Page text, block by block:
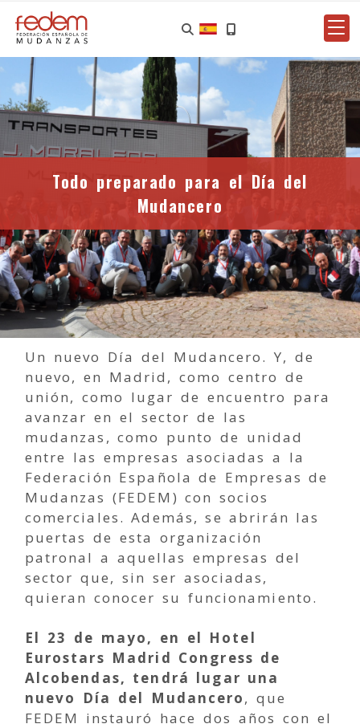
Todo preparado para el Día del
Mudancero
Un nuevo Día del Mudancero. Y, de
nuevo, en Madrid, como centro de
unión, como lugar de encuentro para
avanzar en el sector de las
mudanzas, como punto de unidad
entre las empresas asociadas a la
Federación Española de Empresas de
Mudanzas (FEDEM) con socios
comerciales. Además, se abrirán las
puertas de esta organización
patronal a aquellas empresas del
sector que, sin ser asociadas,
quieran conocer su funcionamiento.
El 23 de mayo, en el Hotel
Eurostars Madrid Congress de
Alcobendas, tendrá lugar una
nuevo Día del Mudancero, que
FEDEM instauró hace dos años con el